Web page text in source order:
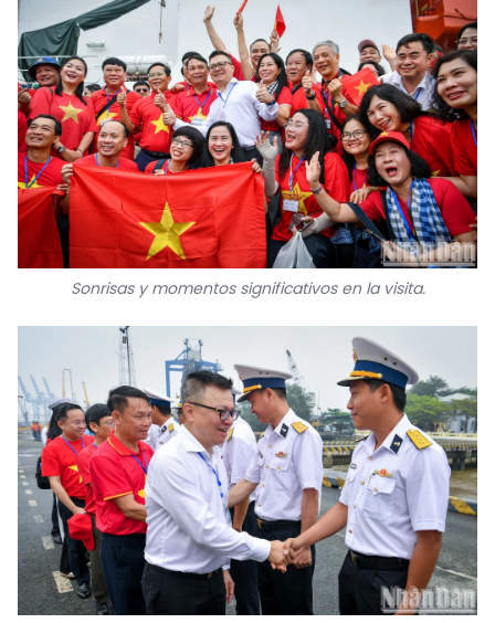
Sonrisas y momentos significativos en la visita.